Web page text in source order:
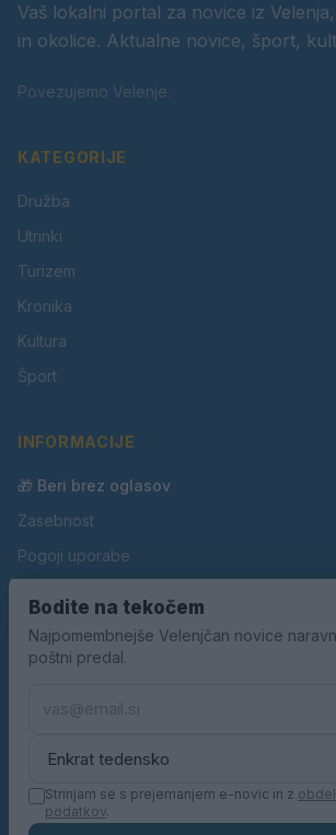
Vaš lokalni portal za novice iz
in okolice. Aktualne novice, šport,
Povezujemo Velenje.
KATEGORIJE
Družba
Utrinki
Turizem
Kronika
Kultura
Šport
INFORMACIJE
🎁 Beri brez oglasov
Zasebnost
Pogoji uporabe
Oglaševanje
Kontakt
Bodite na tekočem
Najpomembnejše Velenjčan novice
poštni predal.
Strinjam se s prejemanjem e-novic in z
podatkov.